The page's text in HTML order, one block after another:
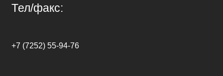
Тел/факс:
+7 (7252) 55-94-76